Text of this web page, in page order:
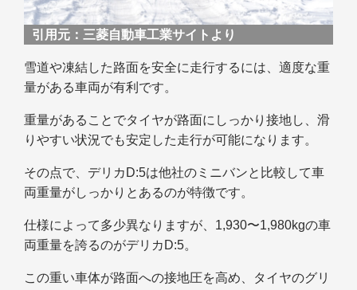
引用元： 三菱自動車工業サイトより
雪道や凍結した路面を安全に走行するには、適度な重
量がある車両が有利です。
重量があることでタイヤが路面にしっかり接地し、滑
りやすい状況でも安定した走行が可能になります。
その点で、デリカD:5は他社のミニバンと比較して車
両重量がしっかりとあるのが特徴です。
仕様によって多少異なりますが、1,930〜1,980kgの車
両重量を誇るのがデリカD:5。
この重い車体が路面への接地圧を高め、タイヤのグリ